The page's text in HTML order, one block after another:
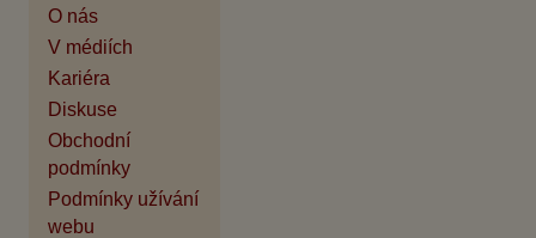
O nás
V médiích
Kariéra
Diskuse
Obchodní
podmínky
Podmínky užívání
webu